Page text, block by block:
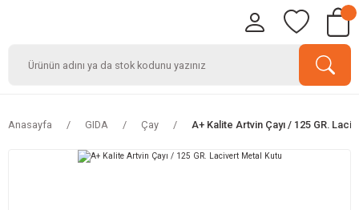
Anasayfa GIDA Çay A+ Kalite Artvin Çayı / 125 GR.